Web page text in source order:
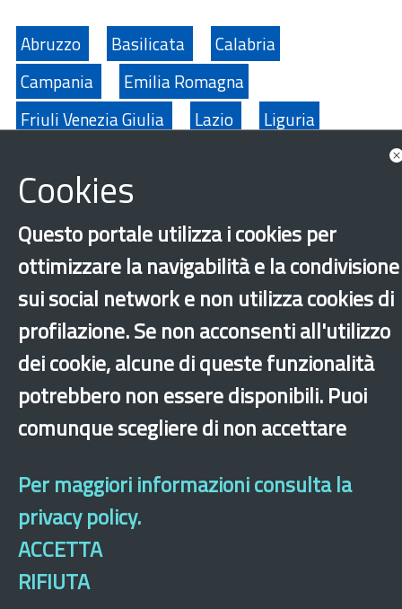
Abruzzo Basilicata
Calabria
Campania
Emilia Romagna
Friuli Venezia Giulia
Lazio
Liguria
Provincia Autonoma di Bolzano
Provincia Autonoma di Trento
Puglia
Sardegna
Sicilia Toscana
Umbria
Valle D'Aosta
Veneto
Casa
Integrazione
Altri comuni
×
Cookies
Questo portale utilizza i cookies per
ottimizzare la navigabilità e la condivisione
sui social network e non utilizza cookies di
profilazione. Se non acconsenti all'utilizzo
dei cookie, alcune di queste funzionalità
potrebbero non essere disponibili. Puoi
comunque scegliere di non accettare
Per maggiori informazioni consulta la
privacy policy.
ACCETTA
RIFIUTA
Sito archeologico